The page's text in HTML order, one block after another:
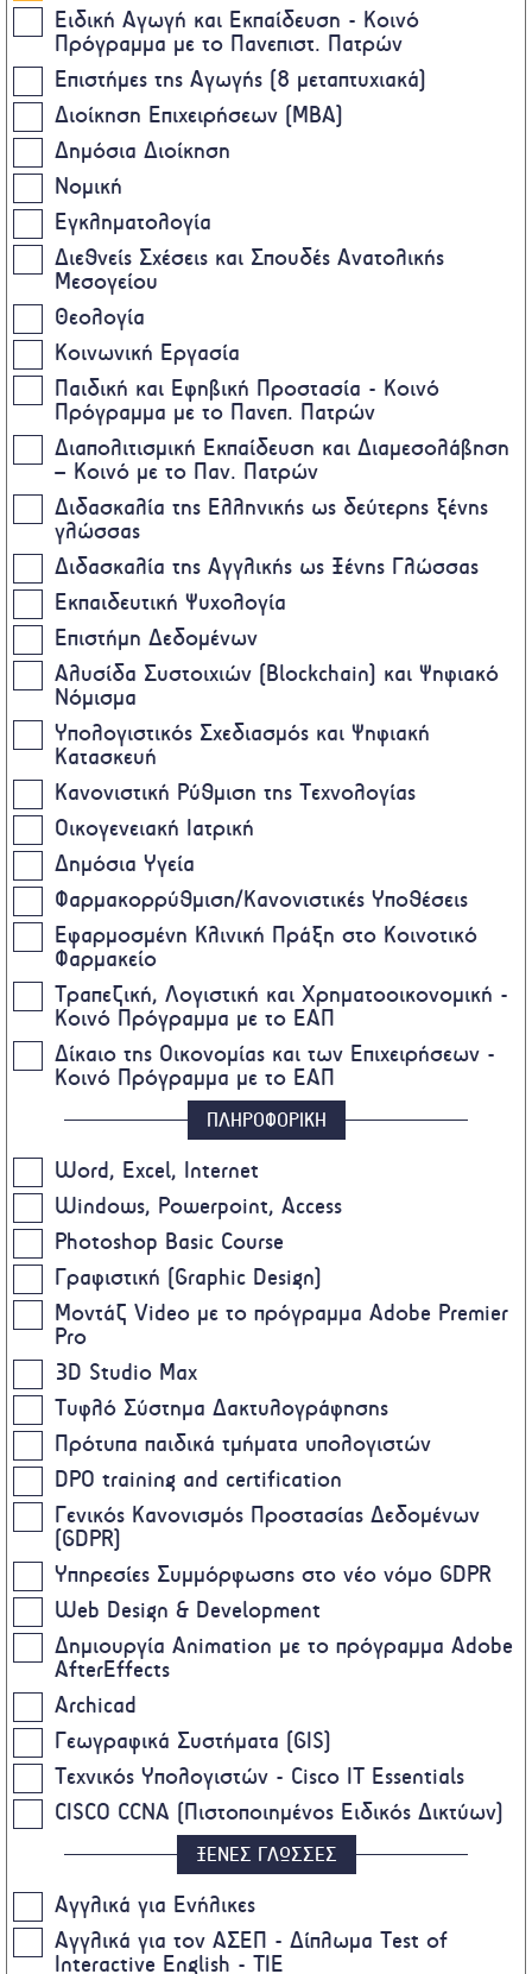
Ειδική Αγωγή και Εκπαίδευση - Κοινό
Πρόγραμμα με το Πανεπιστ. Πατρών
Επιστήμες της Αγωγής (8 μεταπτυχιακά)
Διοίκηση Επιχειρήσεων (MBA)
Δημόσια Διοίκηση
Νομική
Εγκληματολογία
Διεθνείς Σχέσεις και Σπουδές Ανατολικής
Μεσογείου
Θεολογία
Κοινωνική Εργασία
Παιδική και Εφηβική Προστασία - Κοινό
Πρόγραμμα με το Πανεπ. Πατρών
Διαπολιτισμική Εκπαίδευση και Διαμεσολάβηση
– Κοινό με το Παν. Πατρών
Διδασκαλία της Ελληνικής ως δεύτερης ξένης
γλώσσας
Διδασκαλία της Αγγλικής ως Ξένης Γλώσσας
Εκπαιδευτική Ψυχολογία
Επιστήμη Δεδομένων
Αλυσίδα Συστοιχιών (Blockchain) και Ψηφιακό
Νόμισμα
Υπολογιστικός Σχεδιασμός και Ψηφιακή
Κατασκευή
Κανονιστική Ρύθμιση της Τεχνολογίας
Οικογενειακή Ιατρική
Δημόσια Υγεία
Φαρμακορρύθμιση/Κανονιστικές Υποθέσεις
Εφαρμοσμένη Κλινική Πράξη στο Κοινοτικό
Φαρμακείο
Τραπεζική, Λογιστική και Χρηματοοικονομική -
Κοινό Πρόγραμμα με το ΕΑΠ
Δίκαιο της Οικονομίας και των Επιχειρήσεων -
Κοινό Πρόγραμμα με το ΕΑΠ
ΠΛΗΡΟΦΟΡΙΚΗ
Word, Excel, Internet
Windows, Powerpoint, Access
Photoshop Basic Course
Γραφιστική (Graphic Design)
Μοντάζ Video με το πρόγραμμα Adobe Premier
Pro
3D Studio Max
Τυφλό Σύστημα Δακτυλογράφησης
Πρότυπα παιδικά τμήματα υπολογιστών
DPO training and certification
Γενικός Κανονισμός Προστασίας Δεδομένων
(GDPR)
Υπηρεσίες Συμμόρφωσης στο νέο νόμο GDPR
Web Design & Development
Δημιουργία Animation με το πρόγραμμα Adobe
AfterEffects
Archicad
Γεωγραφικά Συστήματα (GIS)
Τεχνικός Υπολογιστών - Cisco IT Essentials
CISCO CCNA (Πιστοποιημένος Ειδικός Δικτύων)
ΞΕΝΕΣ ΓΛΩΣΣΕΣ
Αγγλικά για Ενήλικες
Αγγλικά για τον ΑΣΕΠ - Δίπλωμα Test of
Interactive English - TIE